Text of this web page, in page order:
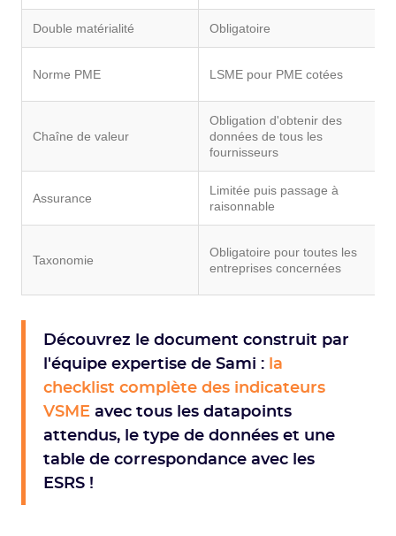
Double matérialité Obligatoire
Norme PME LSME pour PME cotées
Chaîne de valeur
Obligation d'obtenir des
données de tous les
fournisseurs
Assurance
Limitée puis passage à
raisonnable
Taxonomie
Obligatoire pour toutes les
entreprises concernées
Découvrez le document construit par
l'équipe expertise de Sami :
la
checklist complète des indicateurs
VSME avec tous les datapoints
attendus, le type de données et une
table de correspondance avec les
ESRS !